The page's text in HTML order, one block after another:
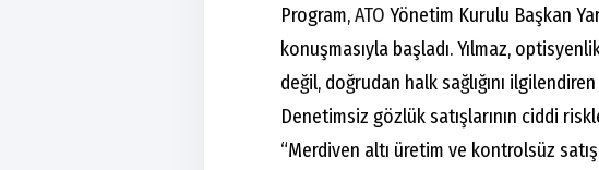
Program,ATO Yönetim Kurulu Başkan
konuşmasıyla başladı. Yılmaz,
değil, doğrudan halk sağlığını
Denetimsiz gözlük satışlarının ciddi
“Merdiven altı üretim ve kontrolsüz